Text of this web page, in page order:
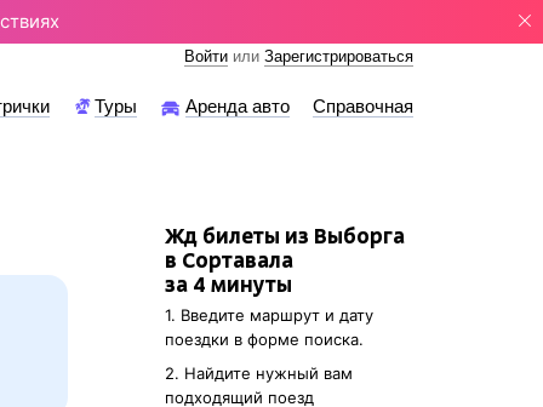
Войти или Зарегистрироваться
Туры Аренда авто Справочная
Жд билеты из Выборга
в Сортавала
за 4 минуты
1. Введите маршрут и дату
поездки в форме поиска.
2. Найдите нужный вам
подходящий поезд